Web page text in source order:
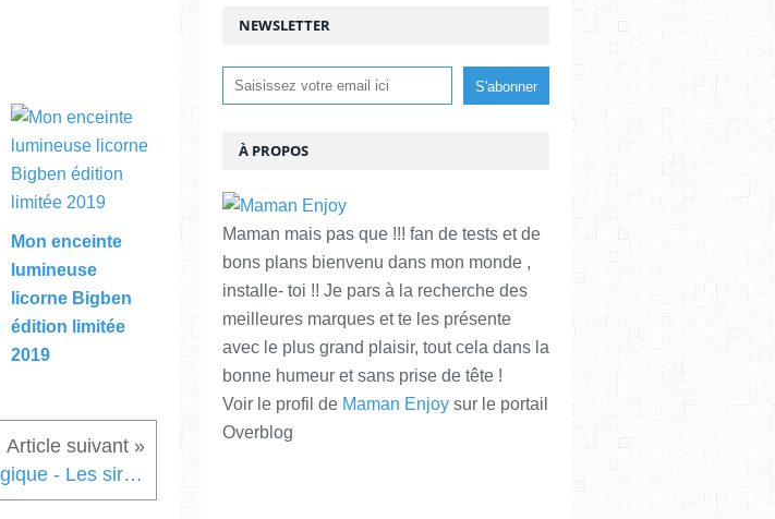
Mon enceinte
lumineuse
licorne Bigben
édition limitée
2019
La peinture magique - Les sirènes - Activité enfants - Editions Usborne
NEWSLETTER
À PROPOS
Maman mais pas que !!! fan de tests et de
bons plans bienvenu dans mon monde ,
installe- toi !! Je pars à la recherche des
meilleures marques et te les présente
avec le plus grand plaisir, tout cela dans la
bonne humeur et sans prise de tête !
Voir le profil de Maman Enjoy sur le portail
Overblog